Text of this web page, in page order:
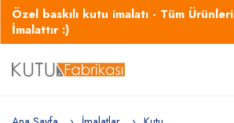
Özel baskılı kutu imalatı - Tüm
İmalattır :)